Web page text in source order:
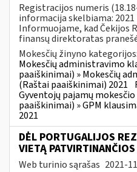
Registracijos numeris
informacija skelbiama:
Informuojame, kad Čekijos
finansų direktoratas
Mokesčių žinyno kategorijos:
Mokesčių administravimo
paaiškinimai) » Mokesčių
(Raštai paaiškinimai) 2021
Gyventojų pajamų
paaiškinimai) » GPM
2021
DĖL PORTUGALIJOS
VIETĄ
Web turinio sąrašas 2021-